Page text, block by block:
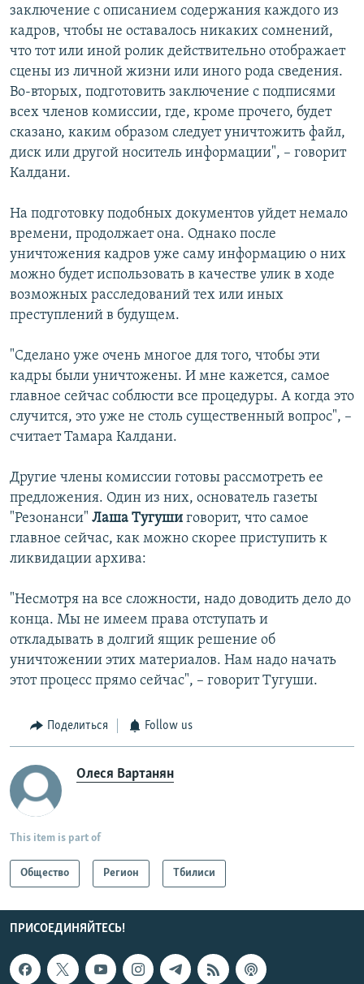
заключение с описанием содержания каждого из
кадров, чтобы не оставалось никаких сомнений,
что тот или иной ролик действительно отображает
сцены из личной жизни или иного рода сведения.
Во-вторых, подготовить заключение с подписями
всех членов комиссии, где, кроме прочего, будет
сказано, каким образом следует уничтожить файл,
диск или другой носитель информации", – говорит
Калдани.
На подготовку подобных документов уйдет немало
времени, продолжает она. Однако после
уничтожения кадров уже саму информацию о них
можно будет использовать в качестве улик в ходе
возможных расследований тех или иных
преступлений в будущем.
"Сделано уже очень многое для того, чтобы эти
кадры были уничтожены. И мне кажется, самое
главное сейчас соблюсти все процедуры. А когда это
случится, это уже не столь существенный вопрос", –
считает Тамара Калдани.
Другие члены комиссии готовы рассмотреть ее
предложения. Один из них, основатель газеты
"Резонанси" Лаша Тугуши говорит, что самое
главное сейчас, как можно скорее приступить к
ликвидации архива:
"Несмотря на все сложности, надо доводить дело до
конца. Мы не имеем права отступать и
откладывать в долгий ящик решение об
уничтожении этих материалов. Нам надо начать
этот процесс прямо сейчас", – говорит Тугуши.
Поделиться Follow us
Олеся Вартанян
This item is part of
Общество Регион Тбилиси
ПРИСОЕДИНЯЙТЕСЬ!